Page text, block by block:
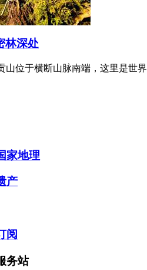
林深处
山位于横断山脉南端，这里是世
家地理
产
阅
务站